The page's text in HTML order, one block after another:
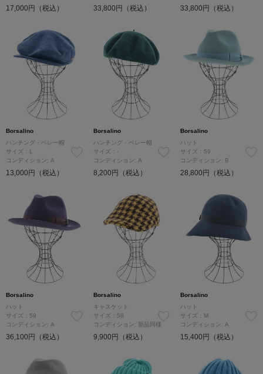
17,000円（税込） 33,800円（税込） 33,800円（税込）
Borsalino
ハンチング・ベレー帽
サイズ：L
コンディション: A
13,000円（税込）
Borsalino
ハンチング・ベレー帽
サイズ：-
コンディション: A
8,200円（税込）
Borsalino
ハット
サイズ：59
コンディション: B
28,800円（税込）
Borsalino
ハット
サイズ：59
コンディション: A
36,100円（税込）
Borsalino
キャスケット
サイズ：58
コンディション: 新品同様
9,900円（税込）
Borsalino
ハット
サイズ：M
コンディション: A
15,400円（税込）